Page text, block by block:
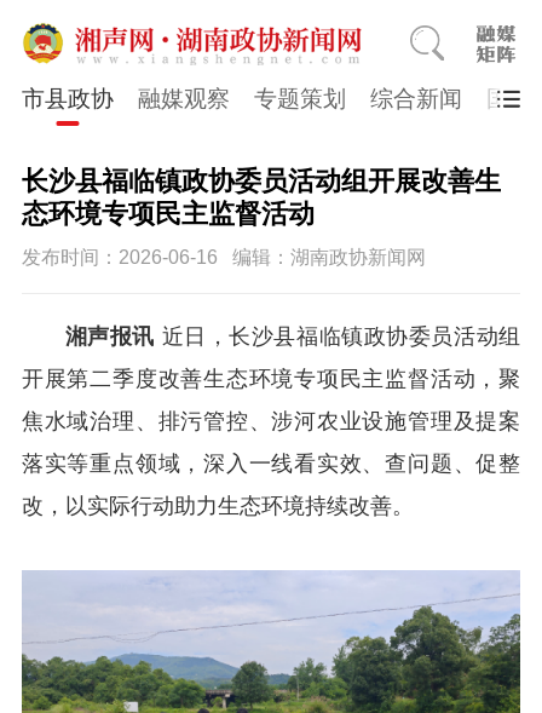
市县政协 融媒观察 专题策划 综合新闻 国医
长沙县福临镇政协委员活动组开展改善生
态环境专项民主监督活动
发布时间：2026-06-16 编辑：湖南政协新闻网
湘声报讯 近日，长沙县福临镇政协委员活动组
开展第二季度改善生态环境专项民主监督活动，聚
焦水域治理、排污管控、涉河农业设施管理及提案
落实等重点领域，深入一线看实效、查问题、促整
改，以实际行动助力生态环境持续改善。